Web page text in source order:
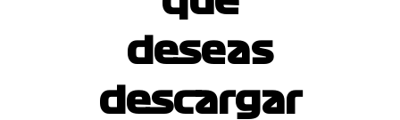
deseas
descargar